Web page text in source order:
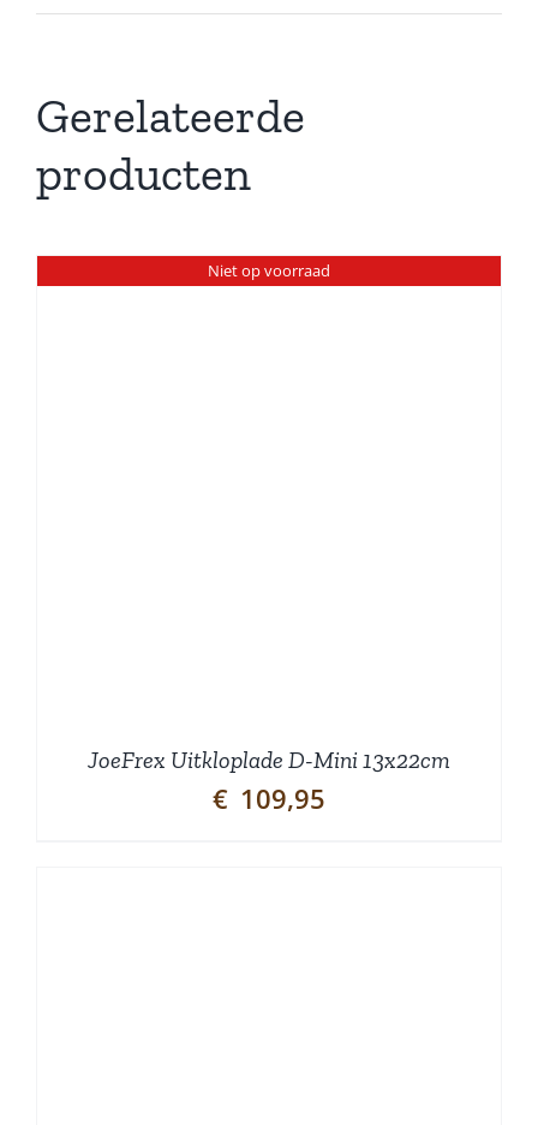
Gerelateerde
producten
Niet op voorraad
JoeFrex Uitkloplade D-Mini 13x22cm
€ 109,95